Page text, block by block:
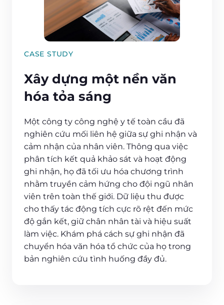
CASE STUDY
Xây dựng một nền văn
hóa tỏa sáng
Một công ty công nghệ y tế toàn cầu đã
nghiên cứu mối liên hệ giữa sự ghi nhận và
cảm nhận của nhân viên. Thông qua việc
phân tích kết quả khảo sát và hoạt động
ghi nhận, họ đã tối ưu hóa chương trình
nhằm truyền cảm hứng cho đội ngũ nhân
viên trên toàn thế giới. Dữ liệu thu được
cho thấy tác động tích cực rõ rệt đến mức
độ gắn kết, giữ chân nhân tài và hiệu suất
làm việc. Khám phá cách sự ghi nhận đã
chuyển hóa văn hóa tổ chức của họ trong
bản nghiên cứu tình huống đầy đủ.